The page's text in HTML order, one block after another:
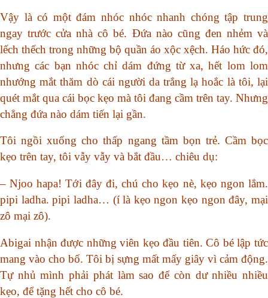
Vậy là có một đám nhóc nhóc nhanh chóng tập trung
ngay trước cửa nhà cô bé. Đứa nào cũng đen nhẻm và
lếch thếch trong những bộ quần áo xộc xệch. Háo hức đó,
nhưng các bạn nhóc chỉ dám đứng từ xa, hết lom lom
nhướng mắt thăm dò cái người da trắng lạ hoắc là tôi, lại
quét mắt qua cái bọc kẹo mà tôi đang cầm trên tay. Nhưng
chẳng đứa nào dám tiến lại gần.
Tôi ngồi xuống cho thấp ngang tầm bọn trẻ. Cầm bọc
kẹo trên tay, tôi vẫy vẫy và bắt đầu… chiêu dụ:
– Njoo hapa! Tới đây đi, chú cho kẹo nè, kẹo ngon lắm.
pipi ladha. pipi ladha… (í là kẹo ngon kẹo ngon đây, mại
zô mại zô).
Abigai nhận được những viên kẹo đầu tiên. Cô bé lập tức
mang vào cho bố. Tôi bị sựng mất mấy giây vì cảm động.
Tự nhủ mình phải phát làm sao để còn dư nhiều nhiều
kẹo, để tặng hết cho cô bé.